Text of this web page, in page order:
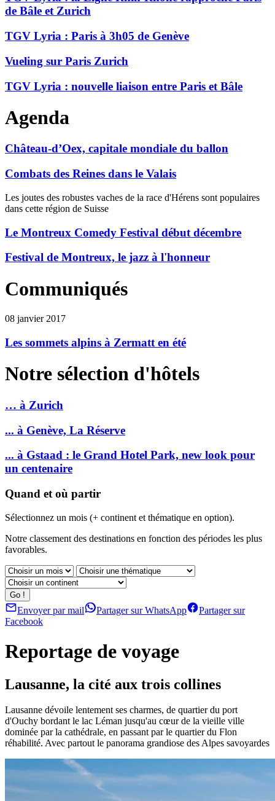
de Bâle et Zurich
TGV Lyria : Paris à 3h05 de Genève
Vueling sur Paris Zurich
TGV Lyria : nouvelle liaison entre Paris et Bâle
Agenda
Château-d’Oex, capitale mondiale du ballon
Combats des Reines dans le Valais
Les joutes des robustes vaches de la race d'Hérens sont populaires
dans cette région de Suisse
Le Montreux Comedy Festival début décembre
Festival de Montreux, le jazz à l'honneur
Communiqués
08 janvier 2017
Les sommets alpins à Zermatt en été
Notre sélection d'hôtels
… à Zurich
... à Genève, La Réserve
... à Gstaad : le Grand Hotel Park, new look pour
un centenaire
Quand et où partir
Sélectionnez un mois (+ continent et thématique en option).
Notre classement des destinations en fonction des périodes les plus
favorables.
Envoyer par mail Partager sur WhatsApp
Partager sur
Facebook
Reportage de voyage
Lausanne, la cité aux trois collines
Lausanne dévoile lentement ses charmes, de quartier du port
d'Ouchy bordant le lac Léman jusqu'au cœur de la vieille ville
dominée par la cathédrale, en passant par le quartier du Flon
réhabilité. Avec partout le panorama grandiose des Alpes savoyardes